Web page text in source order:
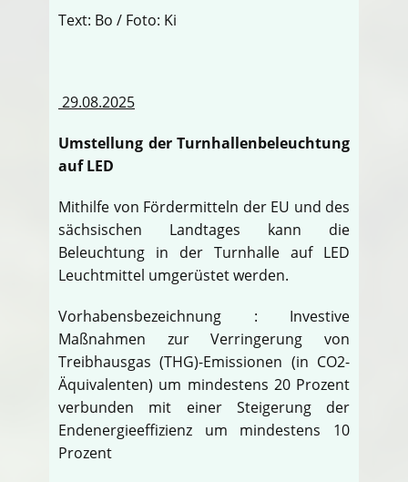
Text: Bo / Foto: Ki
29.08.2025
Umstellung der Turnhallenbeleuchtung
auf LED
Mithilfe von Fördermitteln der EU und des
sächsischen Landtages kann die
Beleuchtung in der Turnhalle auf LED
Leuchtmittel umgerüstet werden.
Vorhabensbezeichnung : Investive
Maßnahmen zur Verringerung von
Treibhausgas (THG)-Emissionen (in CO2-
Äquivalenten) um mindestens 20 Prozent
verbunden mit einer Steigerung der
Endenergieeffizienz um mindestens 10
Prozent